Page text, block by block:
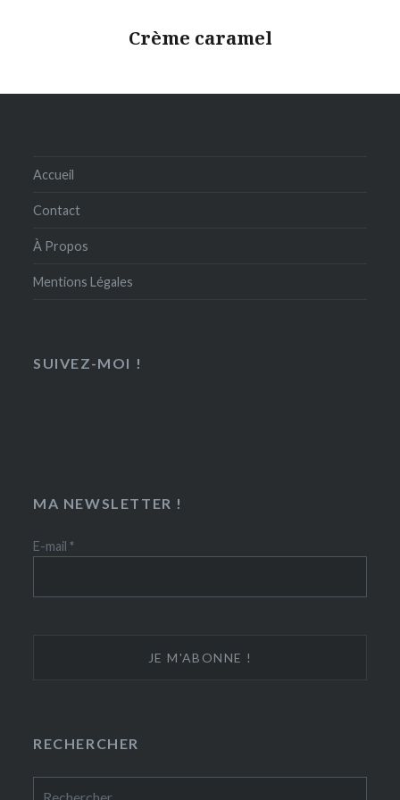
Crème caramel
Accueil
Contact
À Propos
Mentions Légales
SUIVEZ-MOI !
MA NEWSLETTER !
E-mail*
RECHERCHER